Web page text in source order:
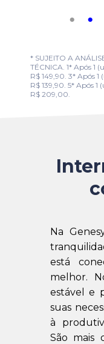
* SUJEITO A
TÉCNICA. 1* Após 1
R$ 149,90. 3* Após
R$ 139,90. 5* Após
R$ 209,00.
Na
está
melhor.
estável e
suas
à
São mais